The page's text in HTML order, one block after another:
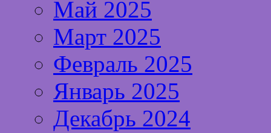
Май 2025
Март 2025
Февраль 2025
Январь 2025
Декабрь 2024